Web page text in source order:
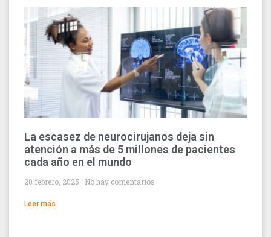
La escasez de neurocirujanos deja sin
atención a más de 5 millones de pacientes
cada año en el mundo
20 febrero, 2025 No hay comentarios
Leer más